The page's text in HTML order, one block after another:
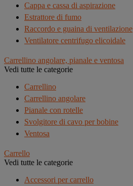
Cappa e cassa di aspirazione
Estrattore di fumo
Raccordo e guaina di ventilazione
Ventilatore centrifugo elicoidale
Carrellino angolare, pianale e ventosa
Vedi tutte le categorie
Carrellino
Carrellino angolare
Pianale con rotelle
Svolgitore di cavo per bobine
Ventosa
Carrello
Vedi tutte le categorie
Accessori per carrello